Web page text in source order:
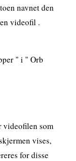
navnet den
videofil .
" i " Orb
videofilen som
vises,
for disse